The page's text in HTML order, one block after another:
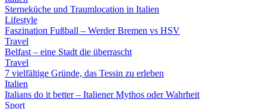
Sterneküche und Traumlocation in Italien
Lifestyle
Faszination Fußball – Werder Bremen vs HSV
Travel
Belfast – eine Stadt die überrascht
Travel
7 vielfältige Gründe, das Tessin zu erleben
Italien
Italians do it better – Italiener Mythos oder Wahrheit
Sport